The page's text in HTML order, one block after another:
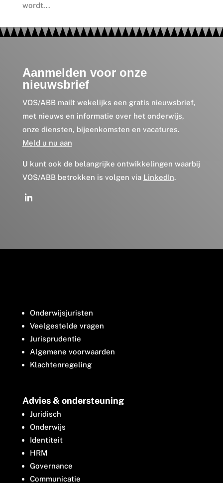
wordt...
Aanmelden voor onze
nieuwsbrief
VOS/ABB mailt wekelijks een gratis nieuwsbrief,
met nieuws en informatie over het onderwijs,
onze diensten, bijeenkomsten en vacatures.
Meld u nu aan
U kunt ook de belangrijke ontwikkelingen waarbij
VOS/ABB betrokken is volgen via LinkedIn.
Onderwijsjuristen
Veelgestelde vragen
Jurisprudentie
Algemene voorwaarden
Klachtenregeling
Advies & ondersteuning
Juridisch
Onderwijs
Identiteit
HRM
Governance
Communicatie